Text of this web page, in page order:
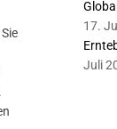
17.
Juli